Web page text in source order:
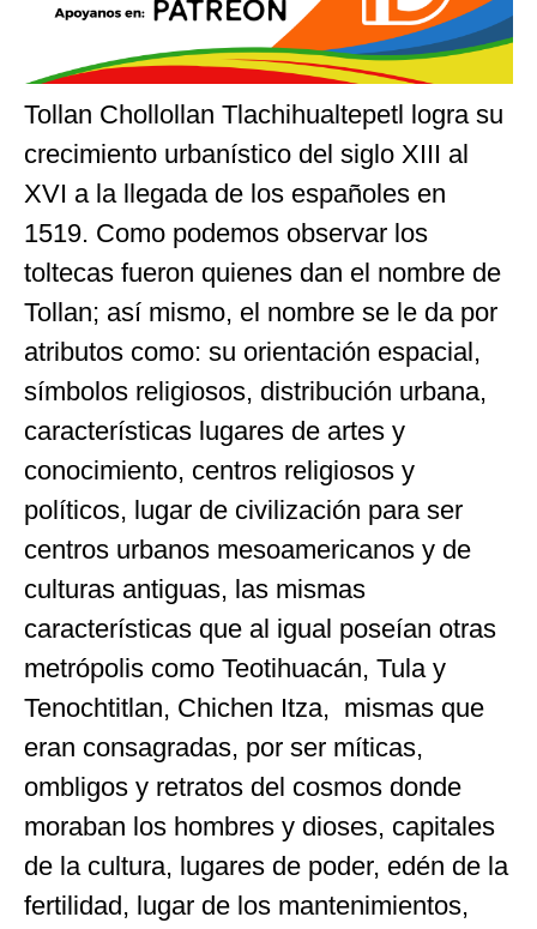
Tollan Chollollan Tlachihualtepetl logra su
crecimiento urbanístico del siglo XIII al
XVI a la llegada de los españoles en
1519. Como podemos observar los
toltecas fueron quienes dan el nombre de
Tollan; así mismo, el nombre se le da por
atributos como: su orientación espacial,
símbolos religiosos, distribución urbana,
características lugares de artes y
conocimiento, centros religiosos y
políticos, lugar de civilización para ser
centros urbanos mesoamericanos y de
culturas antiguas, las mismas
características que al igual poseían otras
metrópolis como Teotihuacán, Tula y
Tenochtitlan, Chichen Itza, mismas que
eran consagradas, por ser míticas,
ombligos y retratos del cosmos donde
moraban los hombres y dioses, capitales
de la cultura, lugares de poder, edén de la
fertilidad, lugar de los mantenimientos,